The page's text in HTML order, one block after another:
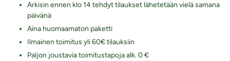
Arkisin ennen klo 14 tehdyt tilaukset lähetetään vielä samana
päivänä
Aina huomaamaton paketti
Ilmainen toimitus yli 60€ tilauksiin
Paljon joustavia toimitustapoja alk. 0 €